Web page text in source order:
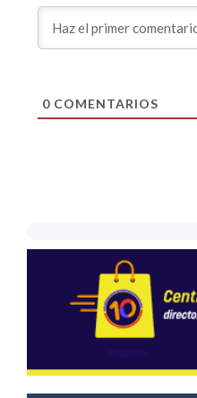
0COMENTARIOS